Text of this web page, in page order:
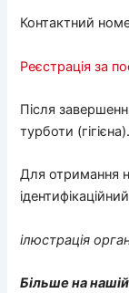
Контактний
Реєстрація за
Після
турботи (гігієна).
Для отримання
ілюстрація
Більше на